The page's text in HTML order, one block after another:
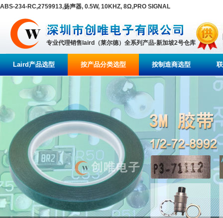
ABS-234-RC,2759913,扬声器, 0.5W, 10KHZ, 8Ω,PRO SIGNAL
专业代理销售laird（莱尔德）全系列产品-新加坡2号仓库
Laird产品选型 按产品分类选型 按制造商选型